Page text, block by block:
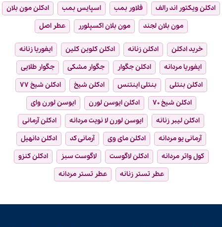
ادکلن ویکتور اند رالف
فلاور بمب اسپایس بمب
ادکلن مون بلان
مون بلان لجند
مون بلان اکسپلورر عطر اصل
خرید ادکلن ادکلن زنانه ادکلن کلوین کلین
ایفوریا زنانه
ایفوریا مردانه
ادکلن جگوار جگوار مشکی
جگوار طلایی
ادکلن بنتلی
بنتلی اینتنس ادکلن شیخ
ادکلن شیخ ۷۷
ادکلن شیخ ۷۰
ادکلن ایوسن لورن
ایوسن لورن وای
ادکلن لیبر زنانه
ایوسن لورن لا نویت مردانه
ادکلن آرمانی
آرمانی یو مردانه
ادکلن مای وی آرمانی کد
ادکلن دانهیل
کول واتر مردانه
ادکلن لاگوست لاگوست سبز
ادکلن کنزو
عطر تستر زنانه
عطر تستر مردانه